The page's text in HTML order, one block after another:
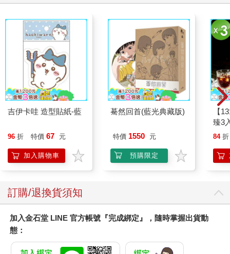
吉伊卡哇 造型貼紙-藍
96 折 特價 67 元
加入購物車
驀然回首(藍光典藏版)
特價 1550 元
預購限定
【
臻3
84 折
訂購/退換貨須知
加入金石堂 LINE 官方帳號『完成綁定』，隨時掌握出貨動
態：